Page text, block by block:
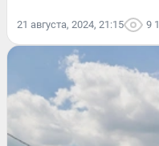
21 августа, 2024, 21:15 9